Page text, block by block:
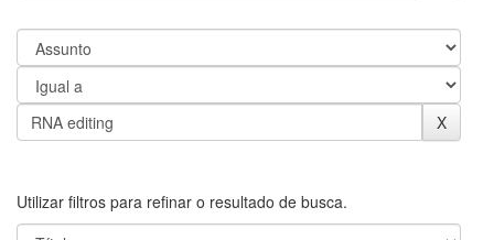
Utilizar filtros para refinar o resultado de busca.